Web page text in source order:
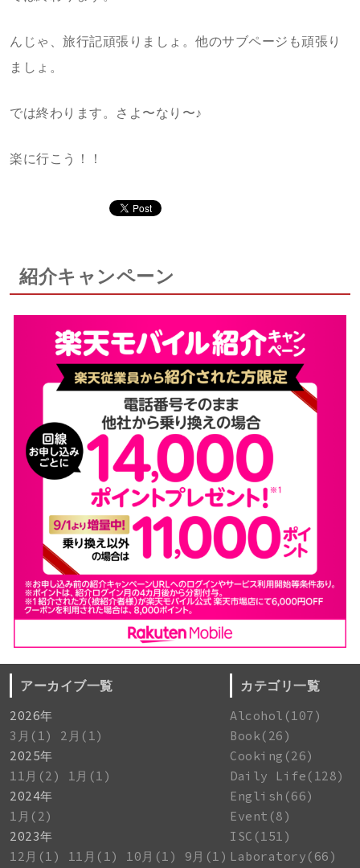
んじゃ、旅行記頑張りましょ。他のサブページも頑張り
ましょ。
では終わります。さよ〜なり〜♪
楽に行こう！！
紹介キャンペーン
アーカイブ一覧
2026年
3月(1)
2月(1)
2025年
11月(2)
1月(1)
2024年
1月(2)
2023年
12月(1)
11月(1) 10月(1)
9月(1)
カテゴリ一覧
Alcohol(107)
Book(26)
Cooking(26)
Daily Life(128)
English(66)
Event(8)
ISC(151)
Laboratory(66)